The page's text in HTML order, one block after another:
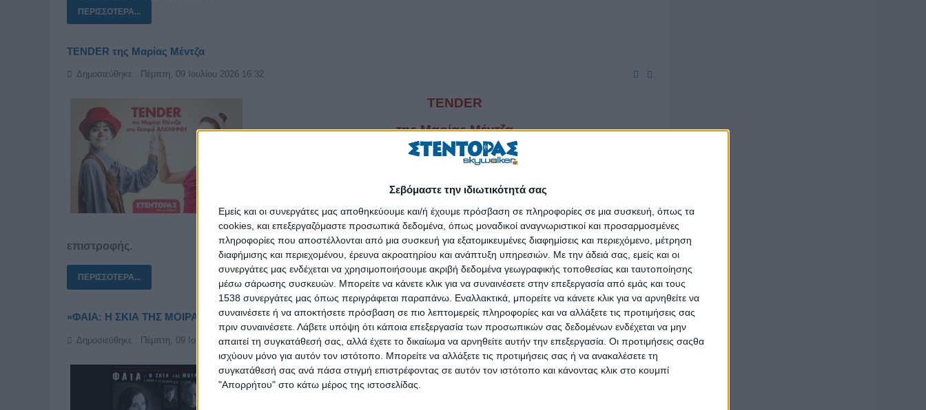
Σεβόμαστε την ιδιωτικότητά σας
Εμείς και οι συνεργάτες μας αποθηκεύουμε και/ή έχουμε πρόσβαση σε πληροφορίες σε μια συσκευή, όπως τα
cookies, και επεξεργαζόμαστε προσωπικά δεδομένα, όπως μοναδικοί αναγνωριστικοί και προσαρμοσμένες
πληροφορίες που αποστέλλονται από μια συσκευή για εξατομικευμένες διαφημίσεις και περιεχόμενο, μέτρηση
διαφήμισης και περιεχομένου, έρευνα ακροατηρίου και ανάπτυξη υπηρεσιών. Με την άδειά σας, εμείς και οι
συνεργάτες μας ενδέχεται να χρησιμοποιήσουμε ακριβή δεδομένα γεωγραφικής τοποθεσίας και ταυτοποίησης
μέσω σάρωσης συσκευών. Μπορείτε να κάνετε κλικ για να συναινέσετε στην επεξεργασία από εμάς και τους
1538 συνεργάτες μας όπως περιγράφεται παραπάνω. Εναλλακτικά, μπορείτε να κάνετε κλικ για να αρνηθείτε να
συναινέσετε ή να αποκτήσετε πρόσβαση σε πιο λεπτομερείς πληροφορίες και να αλλάξετε τις προτιμήσεις σας
πριν συναινέσετε. Λάβετε υπόψη ότι κάποια επεξεργασία των προσωπικών σας δεδομένων ενδέχεται να μην
απαιτεί τη συγκατάθεσή σας, αλλά έχετε το δικαίωμα να αρνηθείτε αυτήν την επεξεργασία. Οι προτιμήσεις σαςθα
ισχύουν μόνο για αυτόν τον ιστότοπο. Μπορείτε να αλλάξετε τις προτιμήσεις σας ή να ανακαλέσετε τη
συγκατάθεσή σας ανά πάσα στιγμή επιστρέφοντας σε αυτόν τον ιστότοπο και κάνοντας κλικ στο κουμπί
"Απορρήτου" στο κάτω μέρος της ιστοσελίδας.
ΠΕΡΙΣΣΌΤΕΡΑ...
TENDER της Μαρίας Μέντζα
Δημοσιεύθηκε : Πέμπτη, 09 Ιουλίου 2026 16:32
TENDER
της Μαρίας Μέντζα
Από Οκτώβριο στο θέατρο ΑΛΚΜΗΝΗ
Συνδεδεμένοι, αλλά και μόνοι. Ένα ταξίδι
επιστροφής.
ΠΕΡΙΣΣΌΤΕΡΑ...
«ΦΑΙΑ: Η ΣΚΙΑ ΤΗΣ ΜΟΙΡΑΣ – A Song of the Silver Sea»
Δημοσιεύθηκε : Πέμπτη, 09 Ιουλίου 2026 14:34
Παγκόσμια Πρώτη